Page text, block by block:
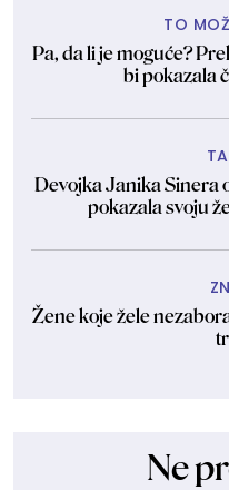
TO
Pa, da li je moguće?
bi pokazala
Devojka Janika Sinera
pokazala svoju
Žene koje žele
Ne